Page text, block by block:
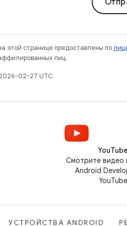
этой странице предоставлены по
лиц.
02-27 UTC.
YouTube
Смотрите видео
Android
YouTube
УСТРОЙСТВА ANDROID